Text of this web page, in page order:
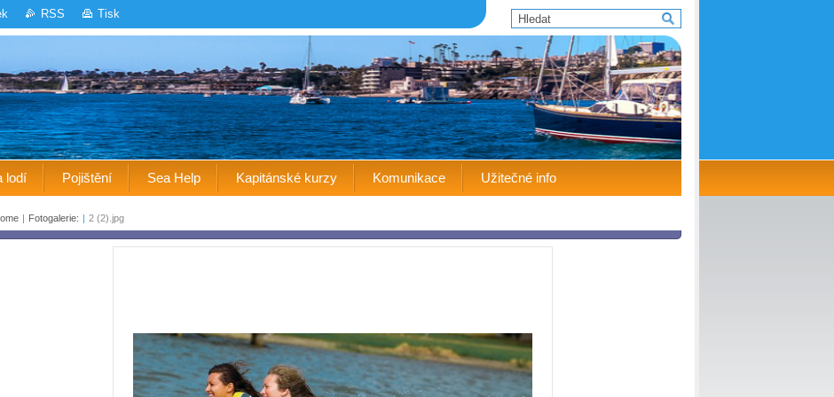
RSS Tisk
lodí Pojištění Sea Help Kapitánské kurzy Komunikace Užitečné info
| Fotogalerie: | 2 (2).jpg